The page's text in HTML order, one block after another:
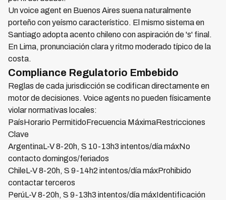
Un voice agent en Buenos Aires suena naturalmente
porteño con yeísmo característico. El mismo sistema en
Santiago adopta acento chileno con aspiración de 's' final.
En Lima, pronunciación clara y ritmo moderado típico de la
costa.
Compliance Regulatorio Embebido
Reglas de cada jurisdicción se codifican directamente en
motor de decisiones. Voice agents no pueden físicamente
violar normativas locales:
PaísHorario PermitidoFrecuencia MáximaRestricciones
Clave
ArgentinaL-V 8-20h, S 10-13h3 intentos/día máxNo
contacto domingos/feriados
ChileL-V 8-20h, S 9-14h2 intentos/día máxProhibido
contactar terceros
PerúL-V 8-20h, S 9-13h3 intentos/día máxIdentificación